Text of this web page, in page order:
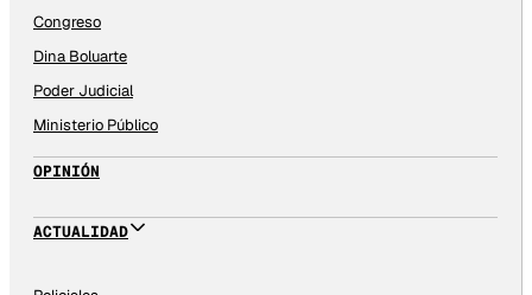
Congreso
Dina Boluarte
Poder Judicial
Ministerio Público
OPINIÓN
ACTUALIDAD